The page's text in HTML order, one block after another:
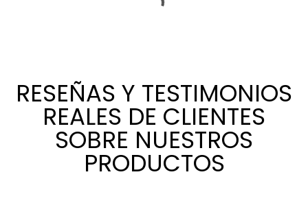
RESEÑAS Y TESTIMONIOS
REALES DE CLIENTES
SOBRE NUESTROS
PRODUCTOS